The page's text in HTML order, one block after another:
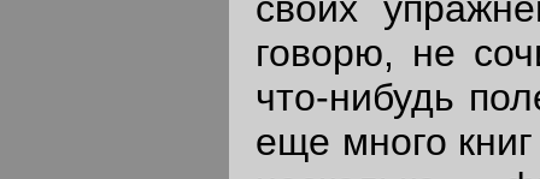
говорю, не
что-нибудь
еще много